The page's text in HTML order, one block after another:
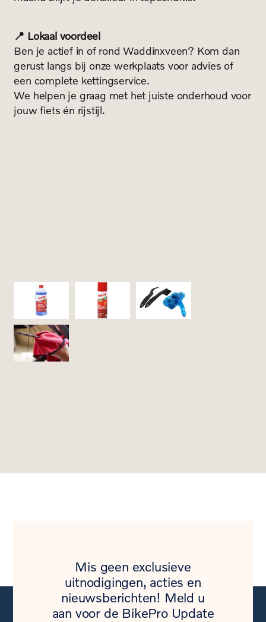
📍 Lokaal voordeel
Ben je actief in of rond Waddinxveen? Kom dan
gerust langs bij onze werkplaats voor advies of
een complete kettingservice.
We helpen je graag met het juiste onderhoud voor
jouw fiets én rijstijl.
Mis geen exclusieve
uitnodigingen, acties en
nieuwsberichten! Meld u
aan voor de BikePro Update